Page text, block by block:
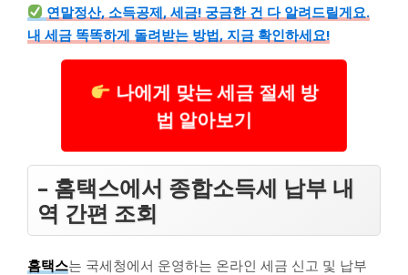
연말정산, 소득공제, 세금! 궁금한 건 다 알려드릴게요.
내 세금 똑똑하게 돌려받는 방법, 지금 확인하세요!
나에게 맞는 세금 절세 방
법 알아보기
– 홈택스에서 종합소득세 납부 내
역 간편 조회
홈택스는 국세청에서 운영하는 온라인 세금 신고 및 납부